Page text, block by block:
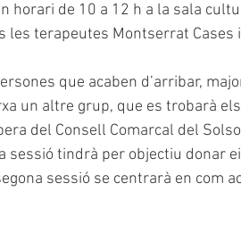
horari de 10 a 12 h a la sala
les terapeutes Montserrat Cases
que acaben d’arribar,
un altre grup, que es trobarà
del Consell Comarcal del
sessió tindrà per objectiu donar
sessió se centrarà en com